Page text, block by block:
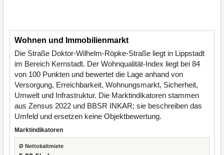
Wohnen und Immobilienmarkt
Die Straße Doktor-Wilhelm-Röpke-Straße liegt in Lippstadt
im Bereich Kernstadt. Der Wohnqualität-Index liegt bei 84
von 100 Punkten und bewertet die Lage anhand von
Versorgung, Erreichbarkeit, Wohnungsmarkt, Sicherheit,
Umwelt und Infrastruktur. Die Marktindikatoren stammen
aus Zensus 2022 und BBSR INKAR; sie beschreiben das
Umfeld und ersetzen keine Objektbewertung.
Marktindikatoren
Ø Nettokaltmiete